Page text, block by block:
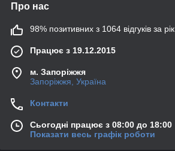
Про нас
98% позитивних з 1064 відгуків за рік
Працює з 19.12.2015
м. Запоріжжя
Запоріжжя, Україна
Контакти
Сьогодні працює з 08:00 до 18:00
Показати весь графік роботи